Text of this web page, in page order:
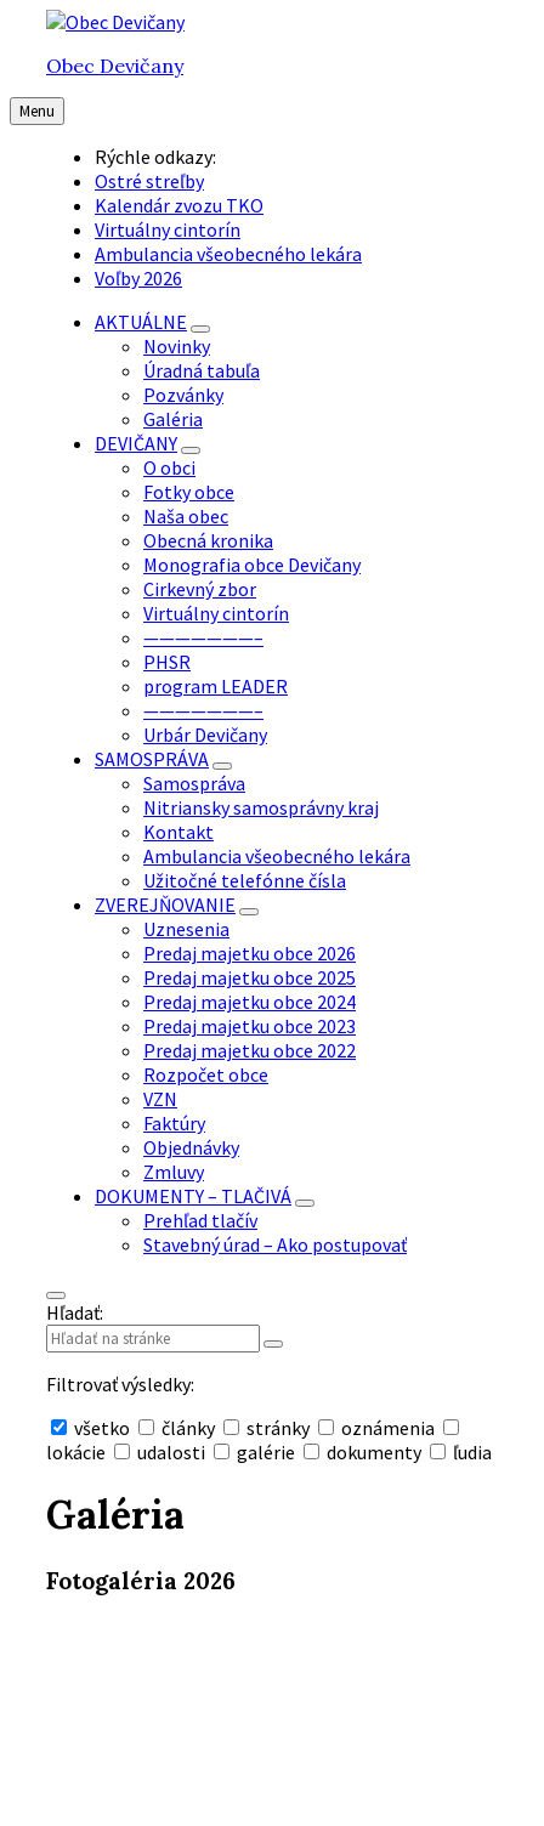
Preskočiť
obsah
Preskočiť
hlavnú
navigáciu
Preskočiť
pätičkuObec Devičany
Menu
Rýchle odkazy:
Ostré streľby
Kalendár zvozu TKO
Virtuálny cintorín
Ambulancia všeobecného lekára
Voľby 2026
AKTUÁLNE
Novinky
Úradná tabuľa
Pozvánky
Galéria
DEVIČANY
O obci
Fotky obce
Naša obec
Obecná kronika
Monografia obce Devičany
Cirkevný zbor
Virtuálny cintorín
———————–
PHSR
program LEADER
———————–
Urbár Devičany
SAMOSPRÁVA
Samospráva
Nitriansky samosprávny kraj
Kontakt
Ambulancia všeobecného lekára
Užitočné telefónne čísla
ZVEREJŇOVANIE
Uznesenia
Predaj majetku obce 2026
Predaj majetku obce 2025
Predaj majetku obce 2024
Predaj majetku obce 2023
Predaj majetku obce 2022
Rozpočet obce
VZN
Faktúry
Objednávky
Zmluvy
DOKUMENTY – TLAČIVÁ
Prehľad tlačív
Stavebný úrad – Ako postupovať
Hľadať:
Filtrovať výsledky:
všetko
články stránky
oznámenia
lokácie
udalosti galérie dokumenty ľudia
vyhľadávanie
Galéria
Fotogaléria 2026